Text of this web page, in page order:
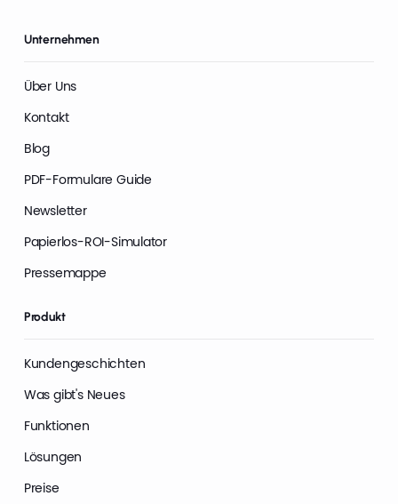
Unternehmen
Über Uns
Kontakt
Blog
PDF-Formulare Guide
Newsletter
Papierlos-ROI-Simulator
Pressemappe
Produkt
Kundengeschichten
Was gibt's Neues
Funktionen
Lösungen
Preise